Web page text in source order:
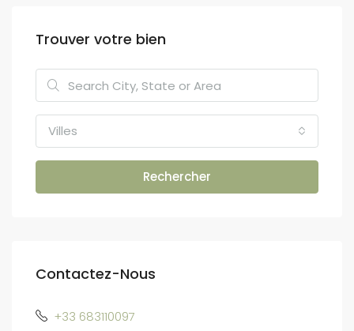
Trouver votre bien
Villes
Rechercher
Contactez-Nous
+33 683110097